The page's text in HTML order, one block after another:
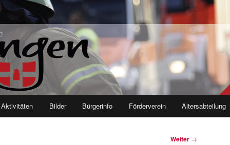
Aktivitäten Bilder Bürgerinfo Förderverein Altersabteilung
Weiter →